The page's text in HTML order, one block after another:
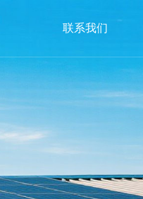
联系我们